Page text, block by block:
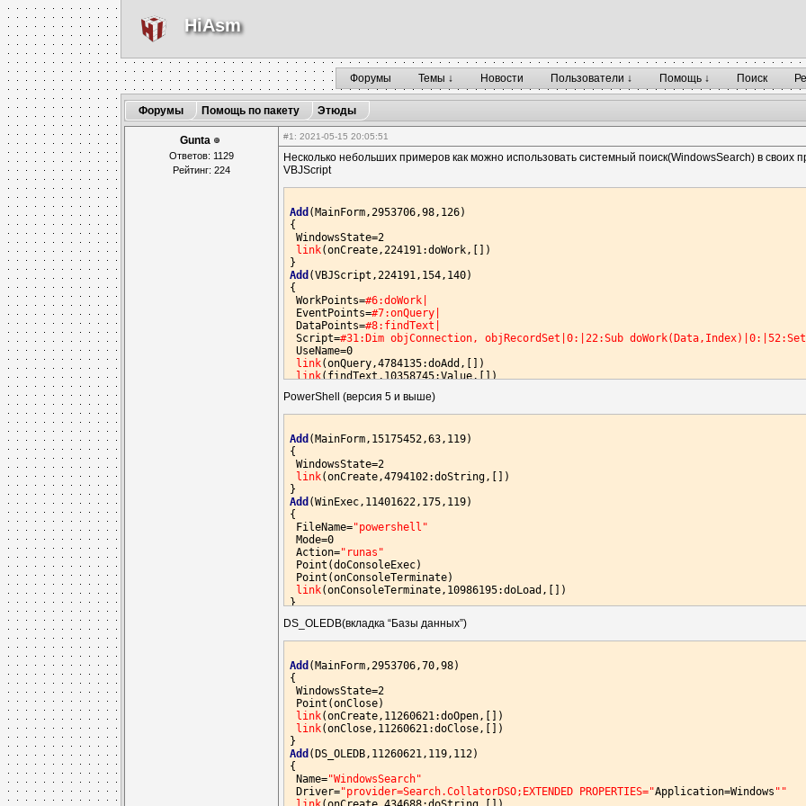
HiAsm
Форумы Темы ↓ Новости Пользователи ↓ Помощь ↓ Поиск
Форумы Помощь по пакету Этюды
Gunta
Ответов: 1129
Рейтинг: 224
#1 : 2021-05-15 20:05:51
Несколько небольших примеров как можно использовать системный поиск(WindowsSearch) в своих
VBJScript
Add (MainForm,2953706,98,126)
{
WindowsState=2
link(onCreate,224191:doWork,[])
Add (VBJScript,224191,154,140)
{
WorkPoints=#6:doWork|
EventPoints=#7:onQuery|
DataPoints=#8:findText|
Script=#31:Dim objConnection, objRecordSet|0:|22:Sub
UseName=0
link(onQuery,4784135:doAdd,[])
link(findText,10358745:Value,[])
Add(StringTable,4784135,210,140)
{
Top=115
Align=5
Columns=#13:Имя файла=200|22:Расположение файла=800|20:Расширение
StrDelimiter="\t"
Add (Memory,10358745,154,84)
{
@Hint=#16:Текст для поиска|
Default=String(password)
AddHint(45,-41,105,13,@Hint)
PowerShell (версия 5 и выше)
Add (MainForm,15175452,63,119)
{
WindowsState=2
link(onCreate,4794102:doString,[])
Add (WinExec,11401622,175,119)
{
FileName="powershell"
Mode=0
Action="runas"
Point(doConsoleExec)
Point(onConsoleTerminate)
link(onConsoleTerminate,10986195:doLoad,[])
}
{
Mask="$query   = 'select system.itemname, system.itempathdisplay,
link(Str1,10856241:Value,[])
Add(Memory,10856241,119,84)
@Hint=#16:Текст для поиска|
Default=String(password)
AddHint(45,-41,105,13,@Hint)
}
Add
Left=405
DS_OLEDB(вкладка “Базы данных”)
Add (MainForm,2953706,70,98)
{
WindowsState=2
Point(onClose)
link(onCreate,11260621:doOpen,[])
link(onClose,11260621:doClose,[])
Add (DS_OLEDB,11260621,119,112)
{
Name="WindowsSearch"
Driver="provider=Search.CollatorDSO;EXTENDED PROPERTIES="Application=Windows ""